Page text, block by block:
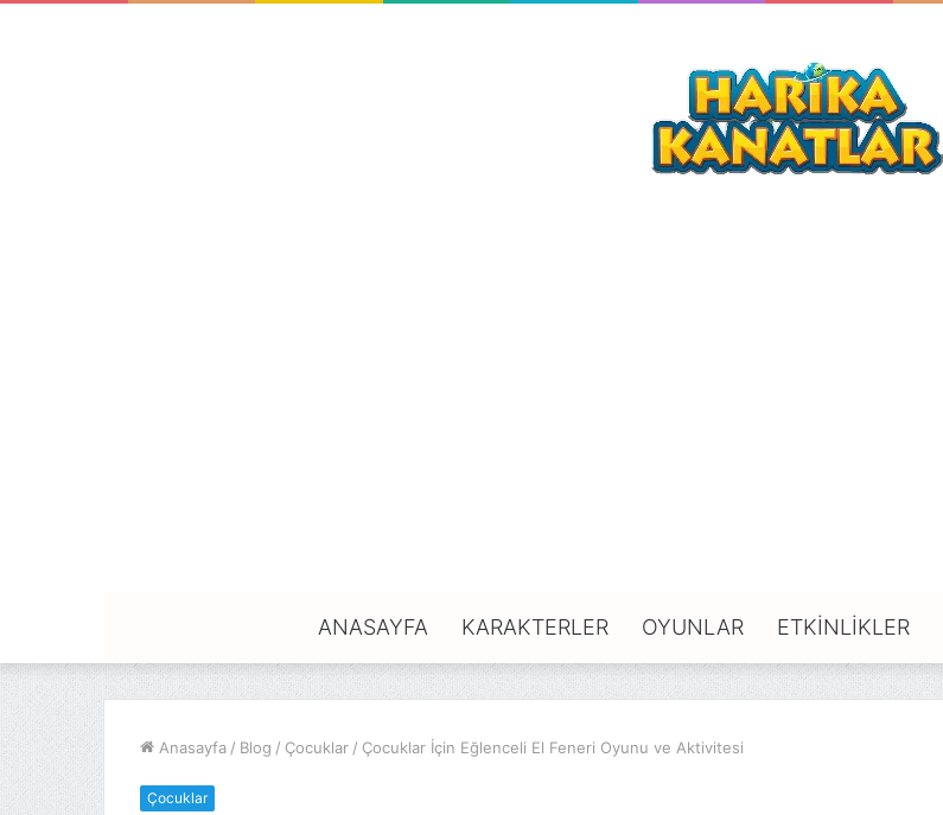
ANASAYFA KARAKTERLER OYUNLAR ETKINLIKLER
Anasayfa / Blog / Çocuklar / Çocuklar İçin Eğlenceli El Feneri Oyunu ve Aktivitesi
Çocuklar